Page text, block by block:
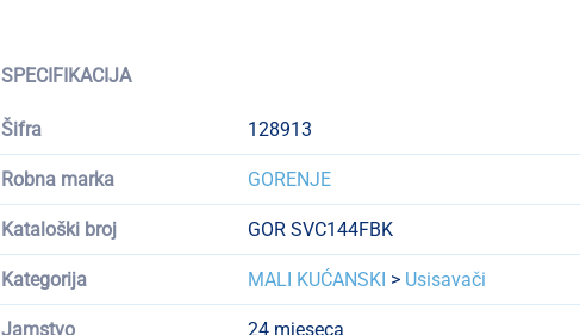
SPECIFIKACIJA
Šifra 128913
Robna marka GORENJE
Kataloški broj GOR SVC144FBK
Kategorija MALI KUĆANSKI > Usisavači
Jamstvo 24 mjeseca